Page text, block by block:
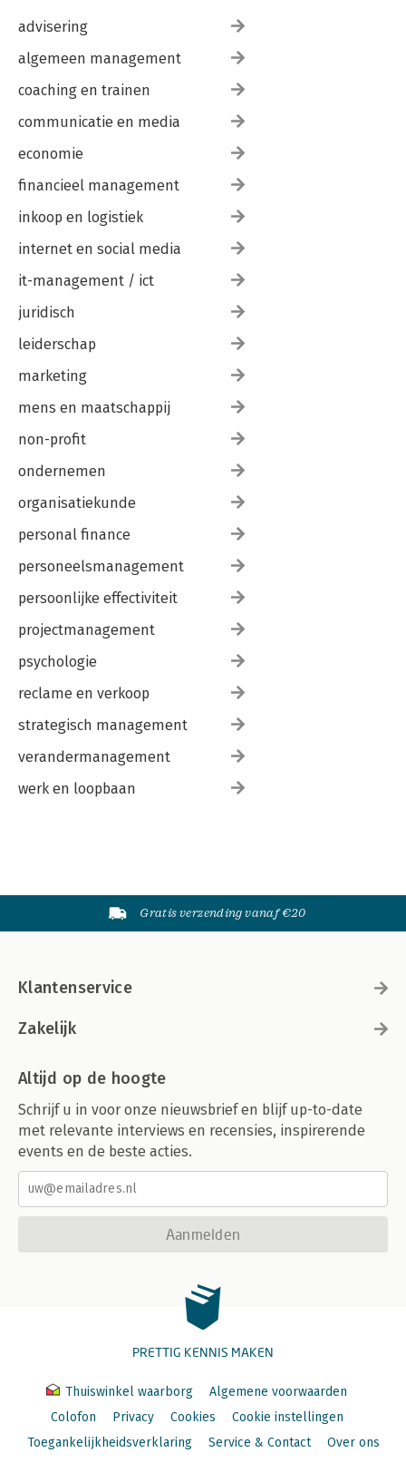
advisering
algemeen management
coaching en trainen
communicatie en media
economie
financieel management
inkoop en logistiek
internet en social media
it-management / ict
juridisch
leiderschap
marketing
mens en maatschappij
non-profit
ondernemen
organisatiekunde
personal finance
personeelsmanagement
persoonlijke effectiviteit
projectmanagement
psychologie
reclame en verkoop
strategisch management
verandermanagement
werk en loopbaan
Gratis verzending vanaf €20
Klantenservice
Zakelijk
Altijd op de hoogte
Schrijf u in voor onze nieuwsbrief en blijf up-to-date
met relevante interviews en recensies, inspirerende
events en de beste acties.
Aanmelden
PRETTIG KENNIS MAKEN
Thuiswinkel waarborg
Algemene voorwaarden
Colofon
Privacy Cookies
Cookie instellingen
Toegankelijkheidsverklaring
Service & Contact Over ons